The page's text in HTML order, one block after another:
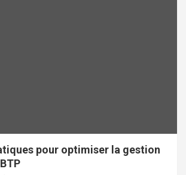
pour optimiser la gestion